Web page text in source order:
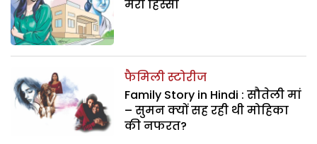
मेरा हिस्सा
फैमिली स्टोरीज
Family Story in Hindi : सौतेली मां
– सुमन क्यों सह रही थी मोहिका
की नफरत?